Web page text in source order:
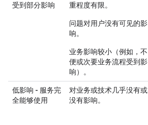
受到部分影响
重程度有限。
问题对用户没有可见的影
响。
业务影响较小（例如，不
便或次要业务流程受到影
响）。
低影响 - 服务完
全能够使用
对业务或技术几乎没有或
没有影响。